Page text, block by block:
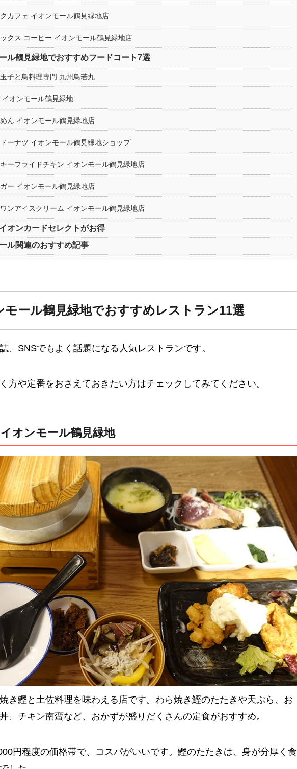
カフェ イオンモール鶴見緑地店
クス コーヒー イオンモール鶴見緑地店
ル鶴見緑地でおすすめフードコート7選
子と鳥料理専門 九州鳥若丸
イオンモール鶴見緑地
ん イオンモール鶴見緑地店
ーナツ イオンモール鶴見緑地ショップ
ーフライドチキン イオンモール鶴見緑地店
ー イオンモール鶴見緑地店
ンアイスクリーム イオンモール鶴見緑地店
オンカードセレクトがお得
ル関連のおすすめ記事
モール鶴見緑地でおすすめレストラン11選
、SNSでもよく話題になる人気レストランです。
方や定番をおさえておきたい方はチェックしてみてください。
オンモール鶴見緑地
き鰹と土佐料理を味わえる店です。わら焼き鰹のたたきや天ぷら、お
、チキン南蛮など、おかずが盛りだくさんの定食がおすすめ。
円程度の価格帯で、コスパがいいです。鰹のたたきは、身が分厚く食